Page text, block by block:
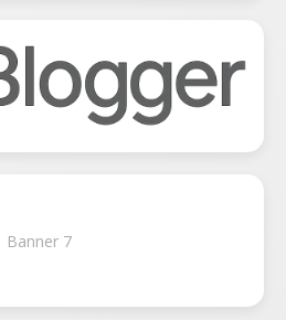
Banner 7